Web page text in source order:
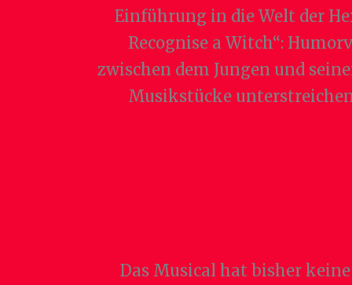
Einführung in die Welt der
Recognise a Witch“:
zwischen dem Jungen und
Musikstücke
Das Musical hat bisher